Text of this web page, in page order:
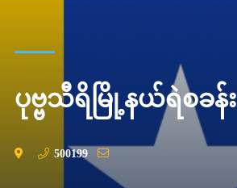
ပုဗ္ဗသီရိမြို့နယ်ရဲစခန်း
500199